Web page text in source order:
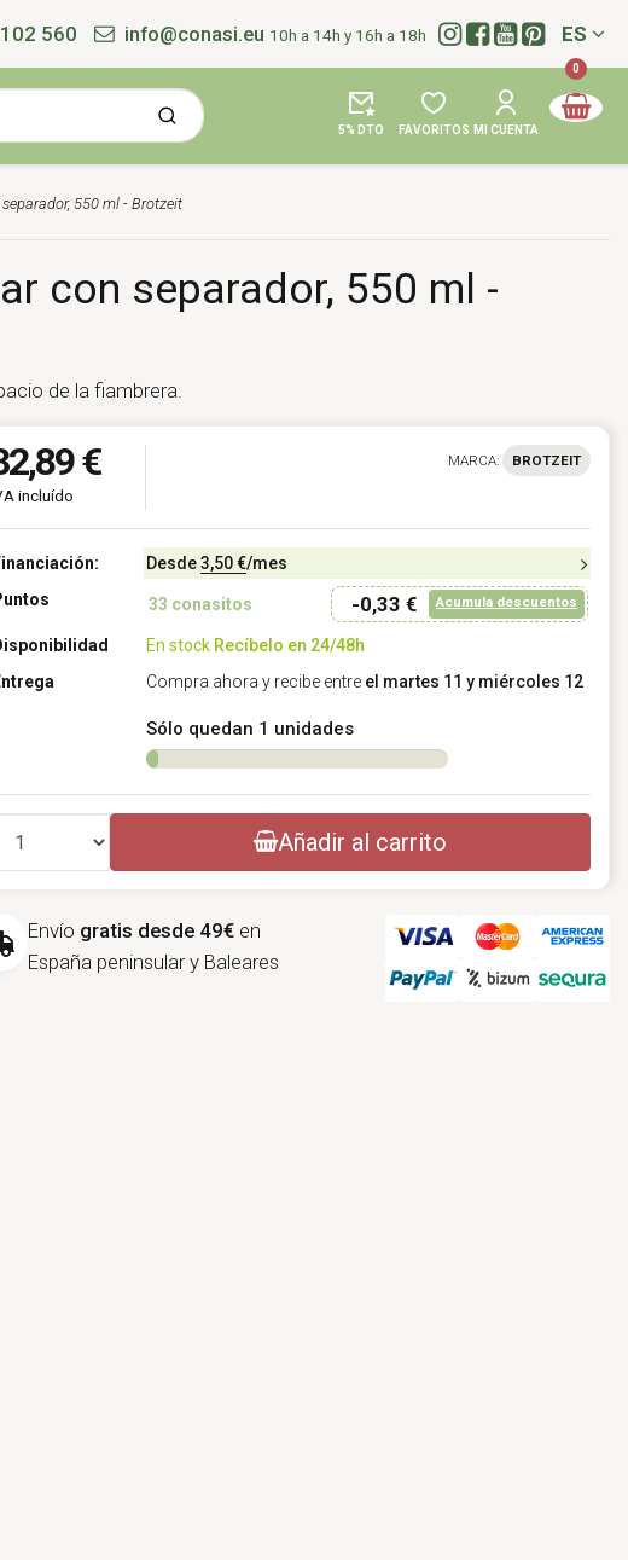
560 info@conasi.eu 10h a 14h y 16h a 18h Idioma:
ES
5% DTO FAVORITOS MI CUENTA
0
550 ml - Brotzeit
con separador, 550 ml -
de la fiambrera.
€
incluído
MARCA: BROTZEIT
Desde3,50 €/mes
33 conasitos -0,33 € Acumula descuentos
En stock Recíbelo en 24/48h
Compra ahora y recibe entre el martes 11 y miércoles 12
Sólo quedan 1 unidades
Cantidad Añadir al carrito
Envío gratis desde 49€ en
España peninsular y Baleares